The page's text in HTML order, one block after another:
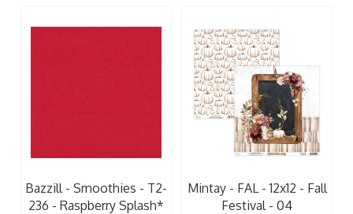
Bazzill - Smoothies - T2-
236 - Raspberry Splash*
Mintay - FAL - 12x12 - Fall
Festival - 04